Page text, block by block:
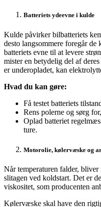
Batteriets ydeevne i kulde
Kulde påvirker bilbatteriets
desto langsommere foregår
batteriets evne til at levere
mister en betydelig del af
er underopladet, kan
Hvad du kan gøre:
Få testet batteriets
Rens polerne og sørg
Oplad batteriet
ture.
Motorolie, kølervæske og
Når temperaturen falder,
slitagen ved koldstart. Det er
viskositet, som producenten
Kølervæske skal have den